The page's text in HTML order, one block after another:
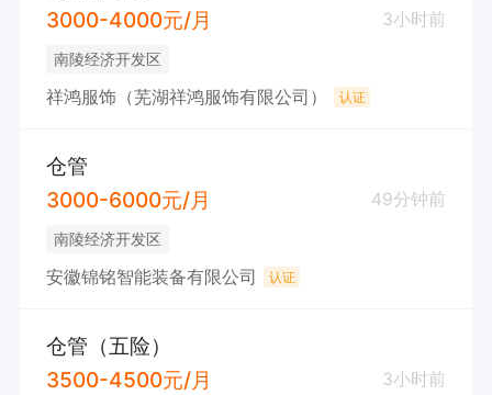
3000-4000元/月
3小时前
南陵经济开发区
祥鸿服饰（芜湖祥鸿服饰有限公司） 认证
仓管
3000-6000元/月
49分钟前
南陵经济开发区
安徽锦铭智能装备有限公司 认证
仓管（五险）
3500-4500元/月
3小时前